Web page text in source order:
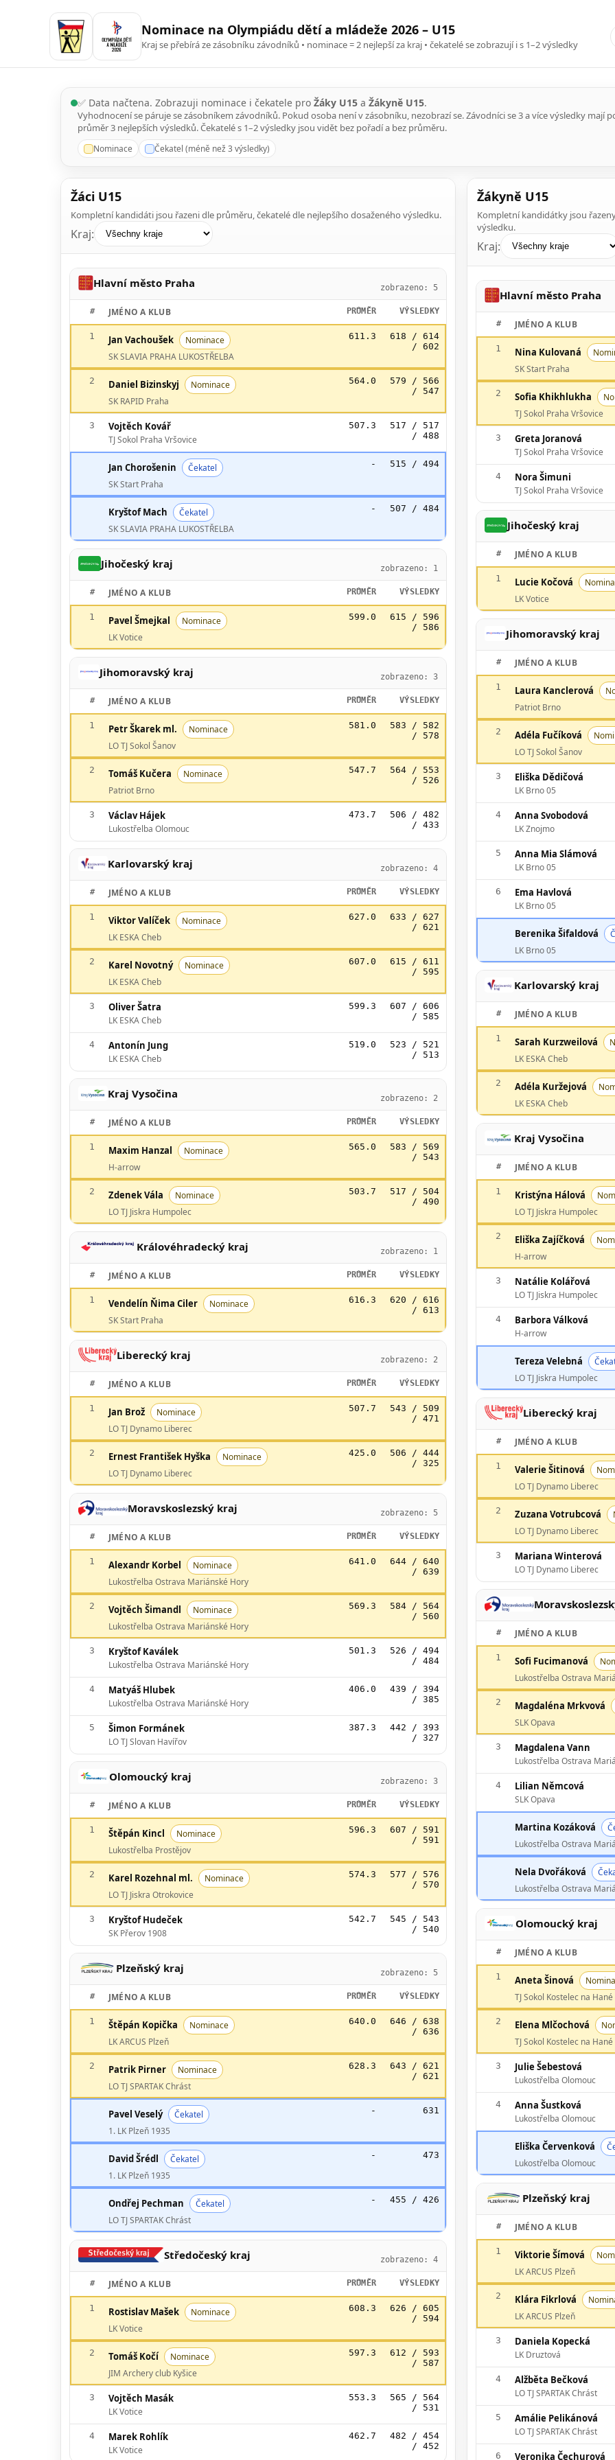
Nominace na Olympiádu dětí a mládeže 2026 – U15
Kraj se přebírá ze zásobníku závodníků • nominace = 2 nejlepší za kraj • čekatelé se zobrazují i s 1–2 výsledky
✅ Data načtena. Zobrazuji nominace i čekatele pro Žáky U15 a Žákyně U15.
Vyhodnocení se páruje se zásobníkem závodníků. Pokud osoba není v zásobníku, nezobrazí se. Závodníci se 3 a více výsledky mají
průměr 3 nejlepších výsledků. Čekatelé s 1–2 výsledky jsou vidět bez pořadí a bez průměru.
Nominace Čekatel (méně než 3 výsledky)
Žáci U15
Kompletní kandidáti jsou řazeni dle průměru, čekatelé dle nejlepšího dosaženého výsledku.
Kraj:
Hlavní město Praha zobrazeno: 5
# JMÉNO A KLUB PRŮMĚR VÝSLEDKY
1 Jan Vachoušek
Nominace
SK SLAVIA PRAHA LUKOSTŘELBA
611.3
618 / 614
/ 602
2 Daniel Bizinskyj
Nominace
SK RAPID Praha
564.0
579 / 566
/ 547
3 Vojtěch Kovář
TJ Sokol Praha Vršovice
507.3
517 / 517
/ 488
Jan Chorošenin
Čekatel
SK Start Praha
- 515 / 494
Kryštof Mach
Čekatel
SK SLAVIA PRAHA LUKOSTŘELBA
- 507 / 484
Jihočeský kraj zobrazeno: 1
# JMÉNO A KLUB PRŮMĚR VÝSLEDKY
1 Pavel Šmejkal
Nominace
LK Votice
599.0
615 / 596
/ 586
Jihomoravský kraj zobrazeno: 3
# JMÉNO A KLUB PRŮMĚR VÝSLEDKY
1 Petr Škarek ml.
Nominace
LO TJ Sokol Šanov
581.0
583 / 582
/ 578
2 Tomáš Kučera
Nominace
Patriot Brno
547.7
564 / 553
/ 526
3 Václav Hájek
Lukostřelba Olomouc
473.7
506 / 482
/ 433
Karlovarský kraj zobrazeno: 4
# JMÉNO A KLUB PRŮMĚR VÝSLEDKY
1 Viktor Valíček
Nominace
LK ESKA Cheb
627.0
633 / 627
/ 621
2 Karel Novotný
Nominace
LK ESKA Cheb
607.0
615 / 611
/ 595
3 Oliver Šatra
LK ESKA Cheb
599.3
607 / 606
/ 585
4 Antonín Jung
LK ESKA Cheb
519.0
523 / 521
/ 513
Kraj Vysočina zobrazeno: 2
# JMÉNO A KLUB PRŮMĚR VÝSLEDKY
1 Maxim Hanzal
Nominace
H-arrow
565.0
583 / 569
/ 543
2 Zdenek Vála
Nominace
LO TJ Jiskra Humpolec
503.7
517 / 504
/ 490
Královéhradecký kraj zobrazeno: 1
# JMÉNO A KLUB PRŮMĚR VÝSLEDKY
1 Vendelín Ňima Ciler
Nominace
SK Start Praha
616.3
620 / 616
/ 613
Liberecký kraj zobrazeno: 2
# JMÉNO A KLUB PRŮMĚR VÝSLEDKY
1 Jan Brož
Nominace
LO TJ Dynamo Liberec
507.7
543 / 509
/ 471
2 Ernest František Hyška
Nominace
LO TJ Dynamo Liberec
425.0
506 / 444
/ 325
Moravskoslezský kraj zobrazeno: 5
# JMÉNO A KLUB PRŮMĚR VÝSLEDKY
1 Alexandr Korbel
Nominace
Lukostřelba Ostrava Mariánské Hory
641.0
644 / 640
/ 639
2 Vojtěch Šimandl
Nominace
Lukostřelba Ostrava Mariánské Hory
569.3
584 / 564
/ 560
3 Kryštof Kaválek
Lukostřelba Ostrava Mariánské Hory
501.3
526 / 494
/ 484
4 Matyáš Hlubek
Lukostřelba Ostrava Mariánské Hory
406.0
439 / 394
/ 385
5 Šimon Formánek
LO TJ Slovan Havířov
387.3
442 / 393
/ 327
Olomoucký kraj zobrazeno: 3
# JMÉNO A KLUB PRŮMĚR VÝSLEDKY
1 Štěpán Kincl
Nominace
Lukostřelba Prostějov
596.3
607 / 591
/ 591
2 Karel Rozehnal ml.
Nominace
LO TJ Jiskra Otrokovice
574.3
577 / 576
/ 570
3 Kryštof Hudeček
SK Přerov 1908
542.7
545 / 543
/ 540
Plzeňský kraj zobrazeno: 5
# JMÉNO A KLUB PRŮMĚR VÝSLEDKY
1 Štěpán Kopička
Nominace
LK ARCUS Plzeň
640.0
646 / 638
/ 636
2 Patrik Pirner
Nominace
LO TJ SPARTAK Chrást
628.3
643 / 621
/ 621
Pavel Veselý
Čekatel
1. LK Plzeň 1935
- 631
David Šrédl
Čekatel
1. LK Plzeň 1935
- 473
Ondřej Pechman
Čekatel
LO TJ SPARTAK Chrást
- 455 / 426
Středočeský kraj zobrazeno: 4
# JMÉNO A KLUB PRŮMĚR VÝSLEDKY
1 Rostislav Mašek
Nominace
LK Votice
608.3
626 / 605
/ 594
2 Tomáš Kočí
Nominace
JIM Archery club Kyšice
597.3
612 / 593
/ 587
3 Vojtěch Masák
LK Votice
553.3
565 / 564
/ 531
4 Marek Rohlík
LK Votice
462.7
482 / 454
/ 452
Žákyně U15
Kompletní kandidátky jsou
výsledku.
Kraj:
Hlavní město Praha
# JMÉNO A KLUB
1 Nina Kulovaná
SK Start Praha
2 Sofia Khikhlukha
TJ Sokol Praha Vršovice
3 Greta Joranová
TJ Sokol Praha Vršovice
4 Nora Šimuni
TJ Sokol Praha Vršovice
Jihočeský kraj
# JMÉNO A KLUB
1 Lucie Kočová
LK Votice
Jihomoravský kraj
# JMÉNO A KLUB
1 Laura Kanclerová
Patriot Brno
2 Adéla Fučíková
LO TJ Sokol Šanov
3 Eliška Dědičová
LK Brno 05
4 Anna Svobodová
LK Znojmo
5 Anna Mia Slámová
LK Brno 05
6 Ema Havlová
LK Brno 05
Berenika Šifaldová
LK Brno 05
Karlovarský kraj
# JMÉNO A KLUB
1 Sarah Kurzweilová
LK ESKA Cheb
2 Adéla Kuržejová
LK ESKA Cheb
Kraj Vysočina
# JMÉNO A KLUB
1 Kristýna Hálová
LO TJ Jiskra Humpolec
2 Eliška Zajíčková
H-arrow
3 Natálie Kolářová
LO TJ Jiskra Humpolec
4 Barbora Válková
H-arrow
Tereza Velebná
LO TJ Jiskra Humpolec
Liberecký kraj
# JMÉNO A KLUB
1 Valerie Šitinová
LO TJ Dynamo Liberec
2 Zuzana Votrubcová
LO TJ Dynamo Liberec
3 Mariana Winterová
LO TJ Dynamo Liberec
# JMÉNO A KLUB
1 Sofi Fucimanová
Lukostřelba Ostrava
2 Magdaléna Mrkvová
SLK Opava
3 Magdalena Vann
Lukostřelba Ostrava
4 Lilian Němcová
SLK Opava
Martina Kozáková
Lukostřelba Ostrava
Nela Dvořáková
Lukostřelba Ostrava
Olomoucký kraj
# JMÉNO A KLUB
1 Aneta Šinová
TJ Sokol Kostelec na
2 Elena Mlčochová
TJ Sokol Kostelec na
3 Julie Šebestová
Lukostřelba Olomouc
4 Anna Šustková
Lukostřelba Olomouc
Eliška Červenková
Lukostřelba Olomouc
Plzeňský kraj
# JMÉNO A KLUB
1 Viktorie Šímová
LK ARCUS Plzeň
2 Klára Fikrlová
LK ARCUS Plzeň
3 Daniela Kopecká
LK Druztová
4 Alžběta Bečková
LO TJ SPARTAK Chrást
5 Amálie Pelikánová
LO TJ SPARTAK Chrást
6 Veronika Čechurová